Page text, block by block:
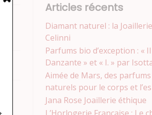
Articles récents
Diamant naturel : la Joaillerie
Celinni
Parfums bio d’exception : «
Danzante » et « I. » par
Aimée de Mars, des parfums
naturels pour le corps et
Jana Rose Joaillerie éthique